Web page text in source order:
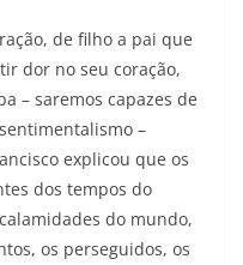
de filho a pai que
dor no seu coração,
– saremos capazes de
–
explicou que os
dos tempos do
do mundo,
os perseguidos, os